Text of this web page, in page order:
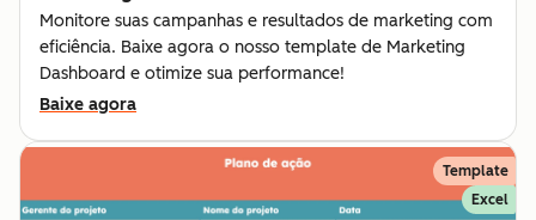
Monitore suas campanhas e resultados de marketing com
eficiência. Baixe agora o nosso template de Marketing
Dashboard e otimize sua performance!
Baixe agora
Template
Excel